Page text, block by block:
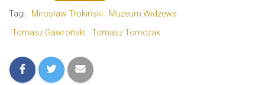
Tagi: Mirosław Tłokiński
Muzeum Widzewa
Tomasz Gawroński
Tomasz Tomczak